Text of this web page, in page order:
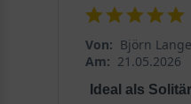
Von: Björn
Am: 21.05.2026
Ideal als